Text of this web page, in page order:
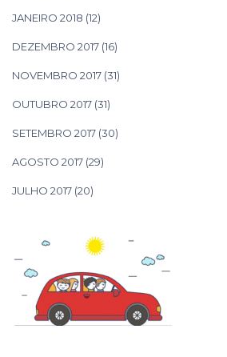
JANEIRO 2018 (12)
DEZEMBRO 2017 (16)
NOVEMBRO 2017 (31)
OUTUBRO 2017 (31)
SETEMBRO 2017 (30)
AGOSTO 2017 (29)
JULHO 2017 (20)